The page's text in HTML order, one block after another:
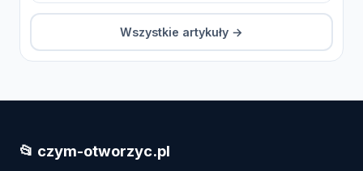
Wszystkie artykuły →
📂 czym-otworzyc.pl